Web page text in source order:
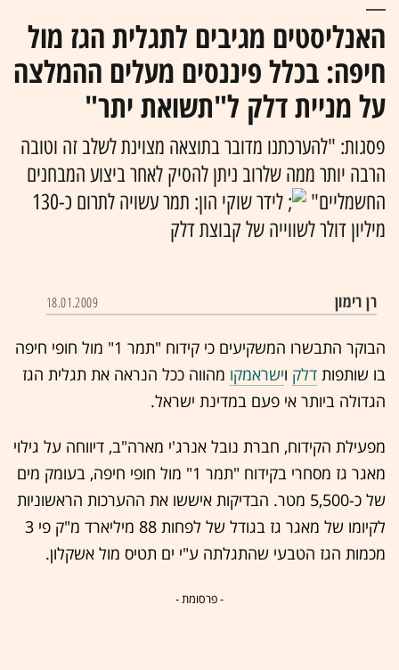
האנליסטים מגיבים לתגלית הגז מול
חיפה: בכלל פיננסים מעלים ההמלצה
על מניית דלק ל"תשואת יתר"
פסגות: "להערכתנו מדובר בתוצאה מצוינת לשלב זה וטובה
הרבה יותר ממה שלרוב ניתן להסיק לאחר ביצוע המבחנים
החשמליים"
לידר שוקי הון: תמר עשויה לתרום כ-130
מיליון דולר לשווייה של קבוצת דלק
רן רימון 18.01.2009
הבוקר התבשרו המשקיעים כי קידוח "תמר 1" מול חופי חיפה
בו שותפות דלק וישראמקו מהווה ככל הנראה את תגלית הגז
הגדולה ביותר אי פעם במדינת ישראל.
מפעילת הקידוח, חברת נובל אנרג'י מארה"ב, דיווחה על גילוי
מאגר גז מסחרי בקידוח "תמר 1" מול חופי חיפה, בעומק מים
של כ-5,500 מטר. הבדיקות איששו את ההערכות הראשוניות
לקיומו של מאגר גז בגודל של לפחות 88 מיליארד מ"ק פי 3
מכמות הגז הטבעי שהתגלתה ע"י ים תטיס מול אשקלון.
- פרסומת -